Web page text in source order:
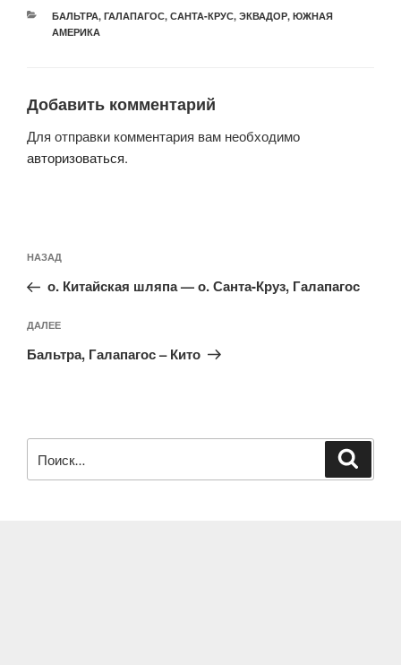
РУБРИКИ
БАЛЬТРА, ГАЛАПАГОС, САНТА-КРУС, ЭКВАДОР, ЮЖНАЯ
АМЕРИКА
Добавить комментарий
Для отправки комментария вам необходимо
авторизоваться.
по
записям
Предыдущая
запись:
НАЗАД
о. Китайская шляпа — о. Санта-Круз, Галапагос
Следующая
запись
ДАЛЕЕ
Бальтра, Галапагос – Кито